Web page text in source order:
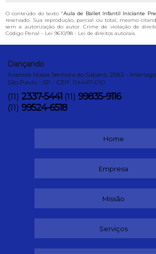
O conteúdo do texto "Aula de Ballet Infantil Iniciante
reservado. Sua reprodução, parcial ou total, mesmo
sem a autorização do autor. Crime de violação de
Código Penal – Lei 9610/98 - Lei de direitos autorais.
Dançando
Avenida Nossa Senhora do Sabará, 2982 -
São Paulo - SP - CEP: 04447-010
(11) 2337-5441 (11) 99835-9116
(11) 99524-6518
Home
Empresa
Missão
Serviços